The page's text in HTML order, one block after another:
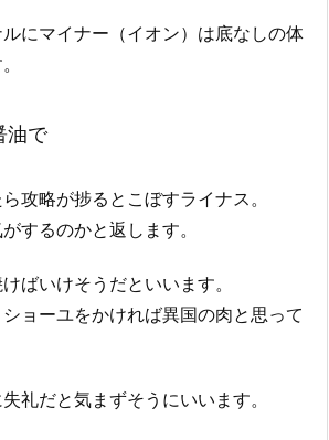
にマイナー（イオン）は底なしの体
油で
攻略が捗るとこぼすライナス。
するのかと返します。
ばいけそうだといいます。
ョーユをかければ異国の肉と思って
礼だと気まずそうにいいます。